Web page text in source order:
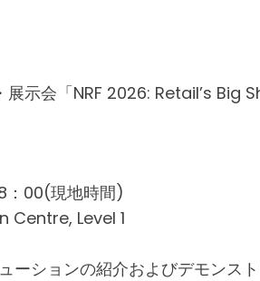
示会「NRF 2026: Retail’s Big
00(現地時間)
Level 1
ションの紹介およびデモンス